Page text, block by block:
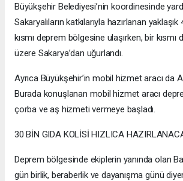
Büyükşehir Belediyesi’nin koordinesinde
Sakaryalıların katkılarıyla hazırlanan yaklaşık
kısmı deprem bölgesine ulaşırken, bir kısmı
üzere Sakarya’dan uğurlandı.
Ayrıca Büyükşehir’in mobil hizmet aracı da
Burada konuşlanan mobil hizmet aracı
çorba ve aş hizmeti vermeye başladı.
30 BİN GIDA KOLİSİ HIZLICA
Deprem bölgesinde ekiplerin yanında olan
gün birlik, beraberlik ve dayanışma günü